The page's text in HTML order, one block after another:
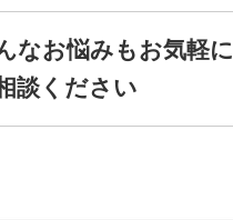
なお悩みもお気軽に
談ください